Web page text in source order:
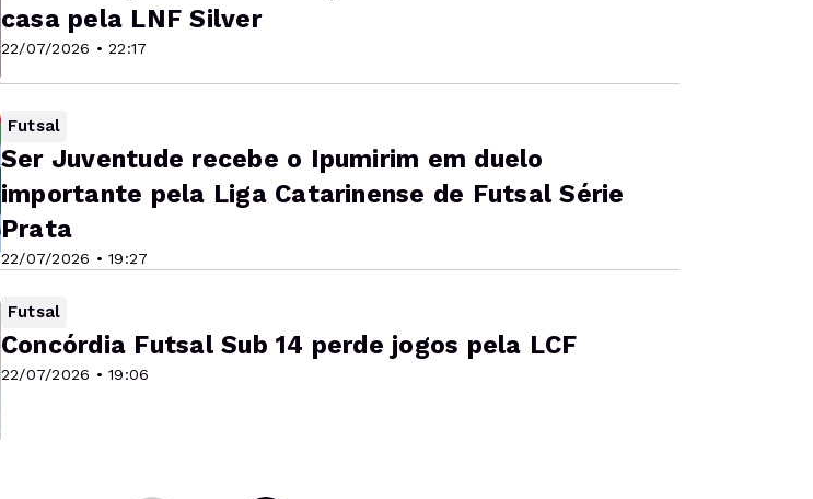
22/07/2026 • 22:17
casa pela LNF Silver
Futsal
22/07/2026 • 19:27
Ser Juventude recebe o Ipumirim em duelo
importante pela Liga Catarinense de Futsal Série
Prata
Futsal
22/07/2026 • 19:06
Concórdia Futsal Sub 14 perde jogos pela LCF